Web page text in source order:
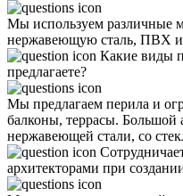
Мы используем различные
нержавеющую сталь, ПВХ и
Какие виды
предлагаете?
Мы предлагаем перила и
балконы, террасы. Большой
нержавеющей стали, со
архитекторами при